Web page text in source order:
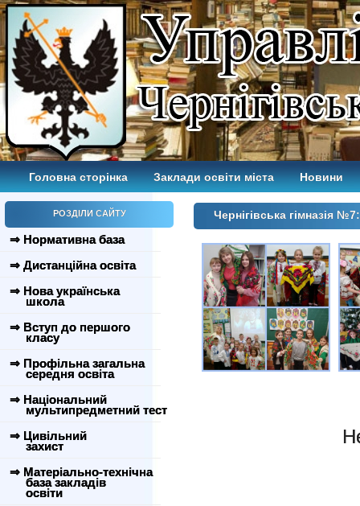
Головна сторінка Заклади освіти міста Новини
РОЗДІЛИ САЙТУ
⇒ Нормативна база
⇒ Дистанційна освіта
⇒ Нова українська
школа
⇒ Вступ до першого
класу
⇒ Профільна загальна
середня освіта
⇒ Національний
мультипредметний тест
⇒ Цивільний
захист
⇒ Матеріально-технічна
база закладів
освіти
Чернігівська гімназія